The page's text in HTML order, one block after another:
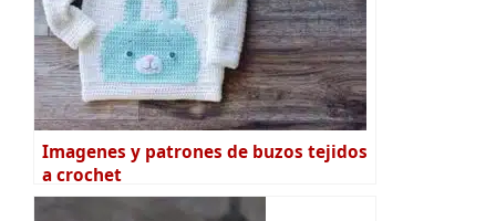
Imagenes y patrones de buzos tejidos
a crochet